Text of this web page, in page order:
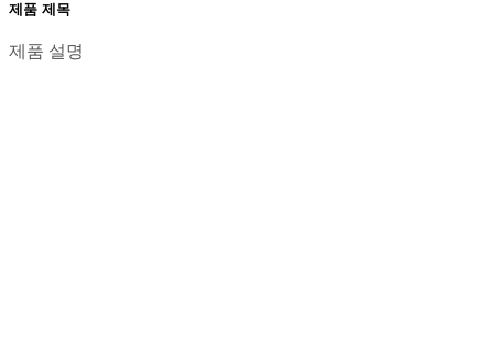
제품 제목
제품 설명